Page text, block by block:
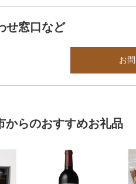
せ窓口など
お
からのおすすめお礼品